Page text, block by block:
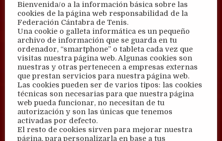
Bienvenida/o a la información básica sobre las
cookies de la página web responsabilidad de la
Federación Cántabra de Tenis.
Una cookie o galleta informática es un pequeño
archivo de información que se guarda en tu
ordenador, “smartphone” o tableta cada vez que
visitas nuestra página web. Algunas cookies son
nuestras y otras pertenecen a empresas externas
que prestan servicios para nuestra página web.
Las cookies pueden ser de varios tipos: las cookies
técnicas son necesarias para que nuestra página
web pueda funcionar, no necesitan de tu
autorización y son las únicas que tenemos
activadas por defecto.
El resto de cookies sirven para mejorar nuestra
página, para personalizarla en base a tus